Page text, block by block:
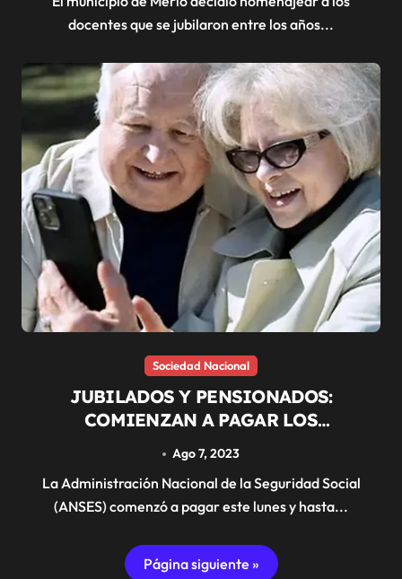
docentes que se jubilaron entre los años...
Sociedad Nacional
JUBILADOS Y PENSIONADOS:
COMIENZAN A PAGAR LOS
SUPLEMENTOS
Ago 7, 2023
La Administración Nacional de la Seguridad Social
(ANSES) comenzó a pagar este lunes y hasta...
Página siguiente »